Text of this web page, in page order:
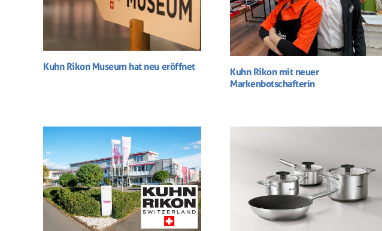
Kuhn Rikon Museum hat neu eröffnet
Kuhn Rikon mit neuer
Markenbotschafterin